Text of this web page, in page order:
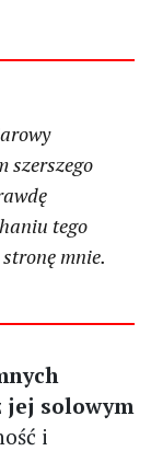
szerszego
tego
mnie.
jej solowym
i